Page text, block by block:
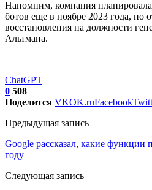
Напомним, компания планировала
ботов еще в ноябре 2023 года, но
восстановления на должности
Альтмана.
ChatGPT
0 508
Поделится VKOK.ruFacebook
Предыдущая запись
Google рассказал, какие функции
году
Следующая запись